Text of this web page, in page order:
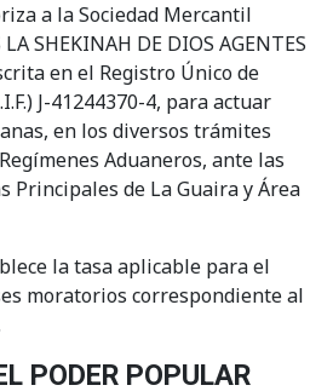
a la Sociedad Mercantil
LA SHEKINAH DE DIOS AGENTES
en el Registro Único de
J-41244370-4, para actuar
en los diversos trámites
Aduaneros, ante las
Principales de La Guaira y Área
la tasa aplicable para el
moratorios correspondiente al
PODER POPULAR